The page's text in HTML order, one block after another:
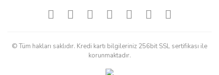
© Tüm hakları saklıdır. Kredi kartı bilgileriniz 256bit SSL sertifikası ile
korunmaktadır.